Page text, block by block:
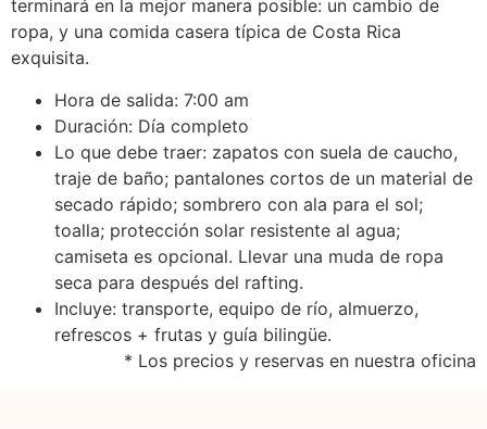
terminará en la mejor manera posible: un cambio de
ropa, y una comida casera típica de Costa Rica
exquisita.
Hora de salida: 7:00 am
Duración: Día completo
Lo que debe traer: zapatos con suela de caucho,
traje de baño; pantalones cortos de un material de
secado rápido; sombrero con ala para el sol;
toalla; protección solar resistente al agua;
camiseta es opcional. Llevar una muda de ropa
seca para después del rafting.
Incluye: transporte, equipo de río, almuerzo,
refrescos + frutas y guía bilingüe.
* Los precios y reservas en nuestra oficina